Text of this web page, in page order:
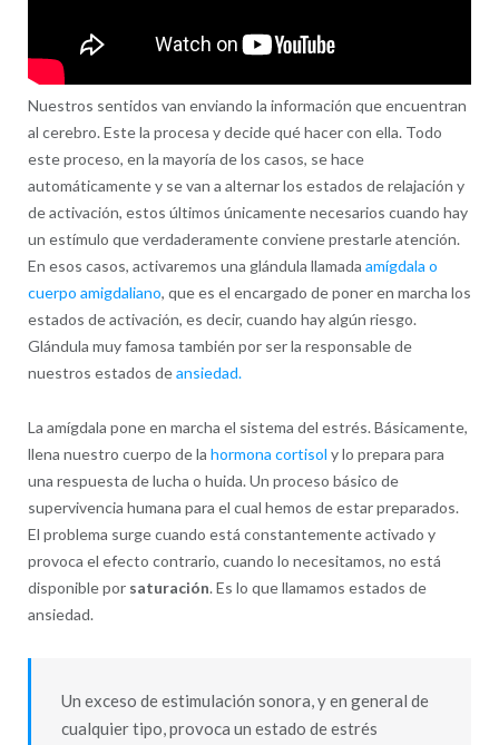
Nuestros sentidos van enviando la información que encuentran
al cerebro. Este la procesa y decide qué hacer con ella. Todo
este proceso, en la mayoría de los casos, se hace
automáticamente y se van a alternar los estados de relajación y
de activación, estos últimos únicamente necesarios cuando hay
un estímulo que verdaderamente conviene prestarle atención.
En esos casos, activaremos una glándula llamada amígdala o
cuerpo amigdaliano, que es el encargado de poner en marcha los
estados de activación, es decir, cuando hay algún riesgo.
Glándula muy famosa también por ser la responsable de
nuestros estados deansiedad.
La amígdala pone en marcha el sistema del estrés. Básicamente,
llena nuestro cuerpo de la hormona cortisol y lo prepara para
una respuesta de lucha o huida. Un proceso básico de
supervivencia humana para el cual hemos de estar preparados.
El problema surge cuando está constantemente activado y
provoca el efecto contrario, cuando lo necesitamos, no está
disponible por saturación. Es lo que llamamos estados de
ansiedad.
Un exceso de estimulación sonora, y en general de
cualquier tipo, provoca un estado de estrés